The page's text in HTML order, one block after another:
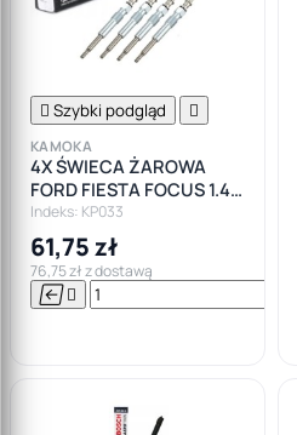
 Szybki podgląd 
KAMOKA
4X ŚWIECA ŻAROWA
FORD FIESTA FOCUS 1.4
1.6TDCI
Indeks: KP033
61,75 zł
76,75 zł z dostawą
 